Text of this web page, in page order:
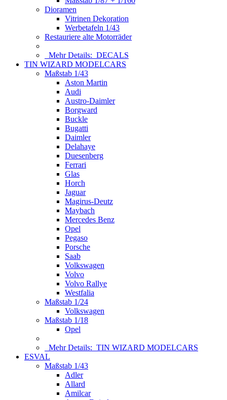
Dioramen
Vitrinen Dekoration
Werbetafeln 1/43
Restauriere alte Motorräder
Mehr Details: DECALS
TIN WIZARD MODELCARS
Maßstab 1/43
Aston Martin
Audi
Austro-Daimler
Borgward
Buckle
Bugatti
Daimler
Delahaye
Duesenberg
Ferrari
Glas
Horch
Jaguar
Magirus-Deutz
Maybach
Mercedes Benz
Opel
Pegaso
Porsche
Saab
Volkswagen
Volvo
Volvo Rallye
Westfalia
Maßstab 1/24
Volkswagen
Maßstab 1/18
Opel
Mehr Details: TIN WIZARD MODELCARS
ESVAL
Maßstab 1/43
Adler
Allard
Amilcar